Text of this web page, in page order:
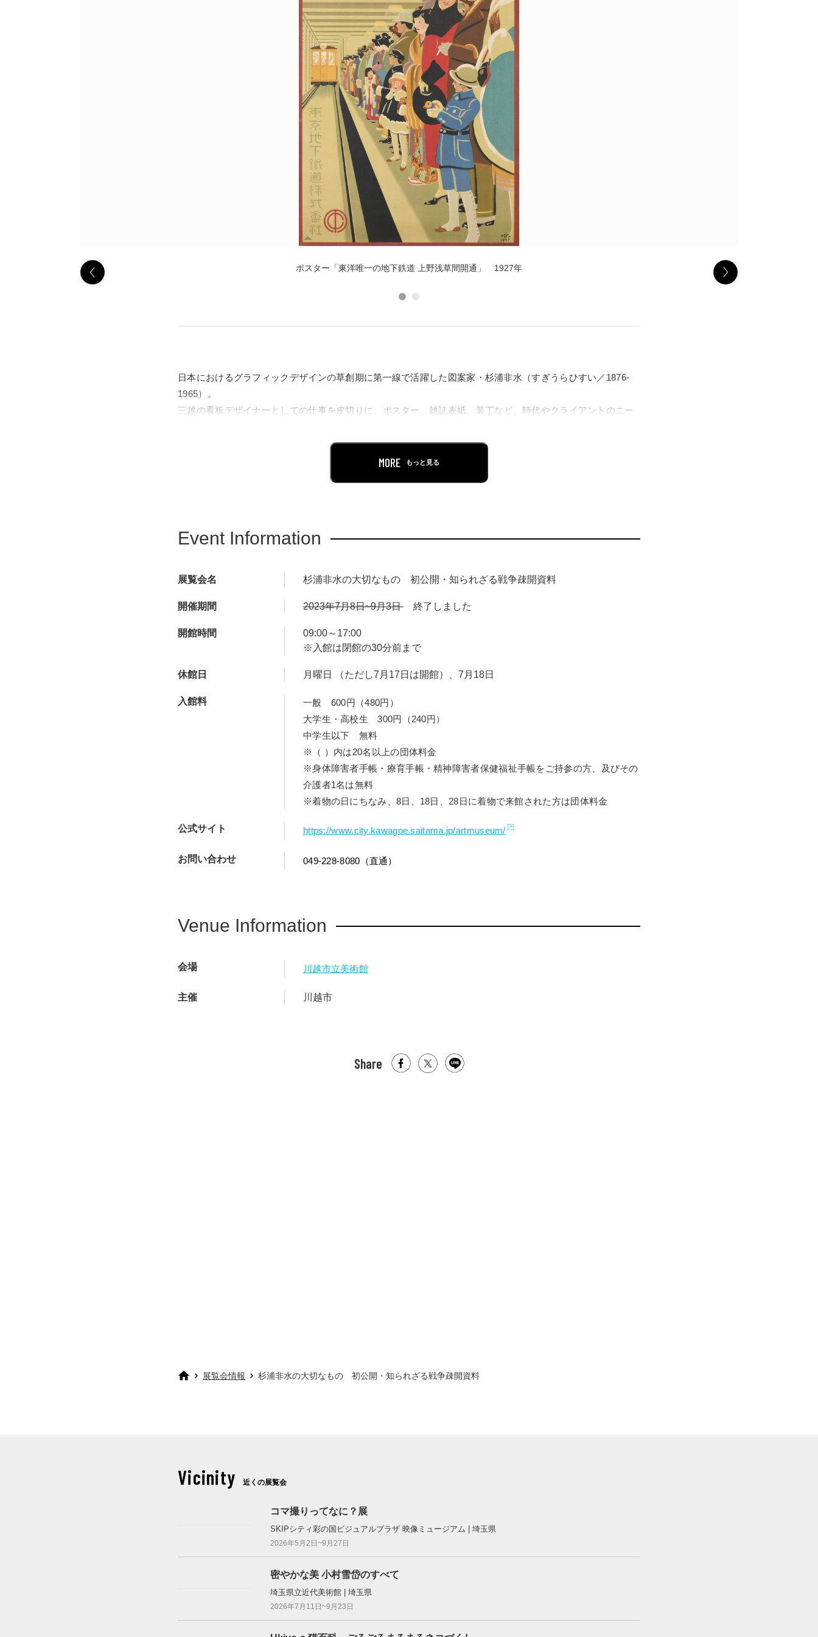
POLICY COMPANY
ポスター「東洋唯一の地下鉄道 上野浅草間開通」 1927年
日本におけるグラフィックデザインの草創期に第一線で活躍した図案家・杉浦非水（すぎうらひすい／1876-
1965）。
三越の看板デザイナーとしての仕事を皮切りに、ポスター、雑誌表紙、装丁など、時代やクライアントのニー
に浸透し、現在もなお高い評価を得ています。
ます。
モダンでスタイリッシュな非水図案の世界をどうぞお楽しみください。
MORE もっと見る
Event Information
展覧会名 杉浦非水の大切なもの 初公開・知られざる戦争疎開資料
開催期間 2023年7月8日~9月3日 終了しました
開館時間
09:00～17:00
※入館は閉館の30分前まで
休館日 月曜日 （ただし7月17日は開館）、7月18日
入館料
一般 600円（480円）
大学生・高校生 300円（240円）
中学生以下 無料
※（ ）内は20名以上の団体料金
※身体障害者手帳・療育手帳・精神障害者保健福祉手帳をご持参の方、及びその
介護者1名は無料
※着物の日にちなみ、8日、18日、28日に着物で来館された方は団体料金
公式サイト https://www.city.kawagoe.saitama.jp/artmuseum/
お問い合わせ 049-228-8080（直通）
Venue Information
会場 川越市立美術館
主催 川越市
Share
展覧会情報 杉浦非水の大切なもの 初公開・知られざる戦争疎開資料
Vicinity 近くの展覧会
コマ撮りってなに？展
SKIPシティ彩の国ビジュアルプラザ 映像ミュージアム | 埼玉県
2026年5月2日~9月27日
密やかな美 小村雪岱のすべて
埼玉県立近代美術館 | 埼玉県
2026年7月11日~9月23日